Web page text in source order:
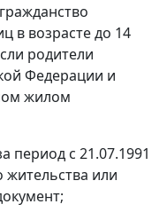
в возрасте до 14
родители
Федерации и
жилом
период с 21.07.1991
жительства или